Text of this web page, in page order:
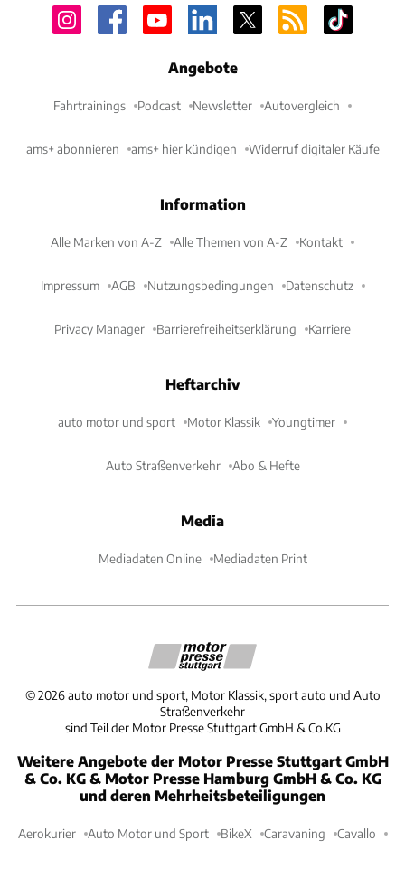
Angebote
Fahrtrainings Podcast Newsletter Autovergleich
ams+ abonnieren ams+ hier kündigen Widerruf digitaler Käufe
Information
Alle Marken von A-Z Alle Themen von A-Z Kontakt
Impressum AGB Nutzungsbedingungen Datenschutz
Privacy Manager Barrierefreiheitserklärung Karriere
Heftarchiv
auto motor und sport Motor Klassik Youngtimer
Auto Straßenverkehr Abo & Hefte
Media
Mediadaten Online Mediadaten Print
©2026 auto motor und sport, Motor Klassik, sport auto und Auto
Straßenverkehr
sind Teil der Motor Presse Stuttgart GmbH & Co.KG
Weitere Angebote der Motor Presse Stuttgart GmbH
& Co. KG & Motor Presse Hamburg GmbH & Co. KG
und deren Mehrheitsbeteiligungen
Aerokurier Auto Motor und Sport BikeX Caravaning Cavallo